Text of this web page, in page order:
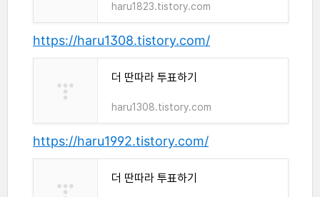
haru1823.tistory.com
https://haru1308.tistory.com/
더 딴따라 투표하기
haru1308.tistory.com
https://haru1992.tistory.com/
더 딴따라 투표하기